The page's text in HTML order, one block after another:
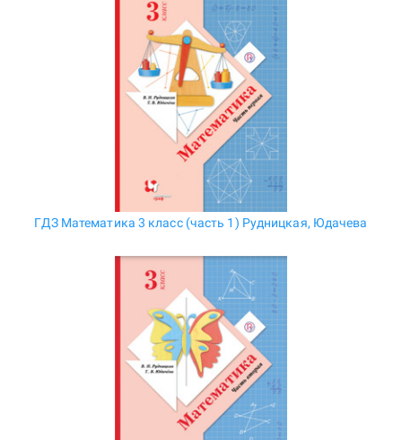
ГДЗ Математика 3 класс (часть 1) Рудницкая, Юдачева